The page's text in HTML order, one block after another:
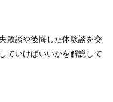
敗談や後悔した体験談を交
ていけばいいかを解説して